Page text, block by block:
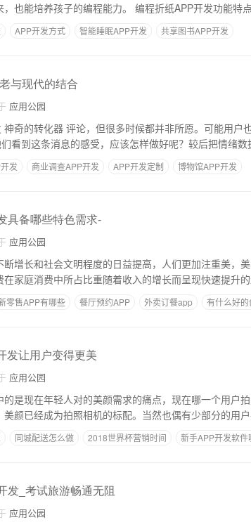
也能培养孩子的编程能力。 编程折纸APP开发功能特
APP开发方式 智能睡眠APP开发 共享图书APP开发
与现代的结合
应用公园
能用户也会十分不解那些值得称赞的内容
看到这条消息的感受，应该怎样做好呢？较后把情绪
发 商业调查APP开发 APP开发定制 博物馆APP开发
具备哪些特色需求-
应用公园
断增长和社会文明程度的日益提高，人们更加注重美，
家庭消费中所占比重随着收入的增长而呈现快速提升
零售APP有哪些 餐厅预约APP 外卖订餐app 有什么好的
发让用户变得更美
应用公园
是现在年轻人对的美颜需求的痛点，现在哪一个用户
美颜已经成为拍照相机的标配。当然也偶有少部分的用
同城配送怎么做 2018世界杯营销时间 新手APP开发软件
发_考试旅游畅通无阻
应用公园